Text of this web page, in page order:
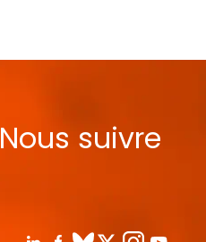
Nous suivre